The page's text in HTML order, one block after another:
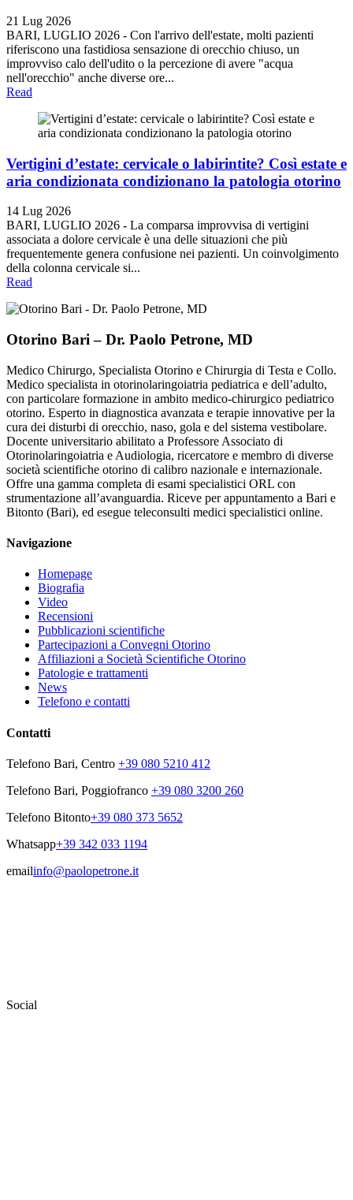
21 Lug 2026
BARI, LUGLIO 2026 - Con l'arrivo dell'estate, molti pazienti
riferiscono una fastidiosa sensazione di orecchio chiuso, un
improvviso calo dell'udito o la percezione di avere "acqua
nell'orecchio" anche diverse ore...
Read
Vertigini d’estate: cervicale o labirintite? Così estate e
aria condizionata condizionano la patologia otorino
14 Lug 2026
BARI, LUGLIO 2026 - La comparsa improvvisa di vertigini
associata a dolore cervicale è una delle situazioni che più
frequentemente genera confusione nei pazienti. Un coinvolgimento
della colonna cervicale si...
Read
Otorino Bari – Dr. Paolo Petrone, MD
Medico Chirurgo, Specialista Otorino e Chirurgia di Testa e Collo.
Medico specialista in otorinolaringoiatria pediatrica e dell’adulto,
con particolare formazione in ambito medico-chirurgico pediatrico
otorino. Esperto in diagnostica avanzata e terapie innovative per la
cura dei disturbi di orecchio, naso, gola e del sistema vestibolare.
Docente universitario abilitato a Professore Associato di
Otorinolaringoiatria e Audiologia, ricercatore e membro di diverse
società scientifiche otorino di calibro nazionale e internazionale.
Offre una gamma completa di esami specialistici ORL con
strumentazione all’avanguardia. Riceve per appuntamento a Bari e
Bitonto (Bari), ed esegue teleconsulti medici specialistici online.
Navigazione
Homepage
Biografia
Video
Recensioni
Pubblicazioni scientifiche
Partecipazioni a Convegni Otorino
Affiliazioni a Società Scientifiche Otorino
Patologie e trattamenti
News
Telefono e contatti
Contatti
Telefono Bari, Centro +39 080 5210 412
Telefono Bari, Poggiofranco +39 080 3200 260
Telefono Bitonto+39 080 373 5652
Whatsapp+39 342 033 1194
emailinfo@paolopetrone.it
Social